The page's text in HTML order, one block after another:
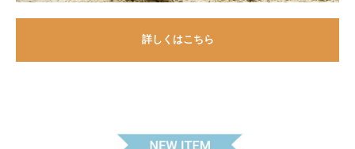
詳しくはこちら